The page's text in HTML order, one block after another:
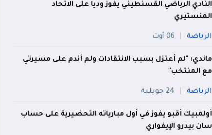
النادي الرياضي القسنطيني يفوز وديا على الاتحاد
المنستيري
الرياضة 06 أوت
ماندي: "لم أعتزل بسبب الانتقادات ولم أندم على مسيرتي
مع المنتخب"
الرياضة 24 جويلية
أولمبيك أقبو يفوز في أول مبارياته التحضيرية على حساب
سان بيدرو الإيفواري